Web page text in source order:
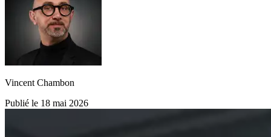
Vincent Chambon
Publié le 18 mai 2026